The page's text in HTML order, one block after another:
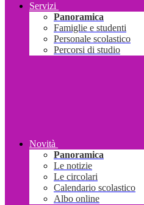
Servizi
Panoramica
Famiglie e studenti
Personale scolastico
Percorsi di studio
Novità
Panoramica
Le notizie
Le circolari
Calendario scolastico
Albo online